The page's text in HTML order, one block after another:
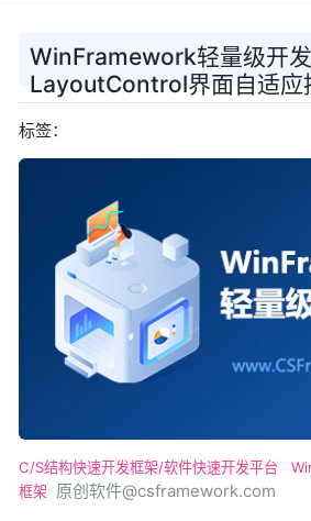
WinFramework轻量级开
LayoutControl界面自适应
标签：
C/S结构快速开发框架/软件快速开发平台
框架 原创软件@csframework.com